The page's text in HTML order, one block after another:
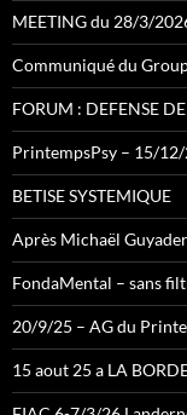
MEETING du 28/3/
Communiqué du
FORUM : DEFENSE
PrintempsPsy – 15/
BETISE SYSTEMIQUE
Après Michaël
FondaMental – sans
20/9/25 – AG du
15 aout 25 a LA